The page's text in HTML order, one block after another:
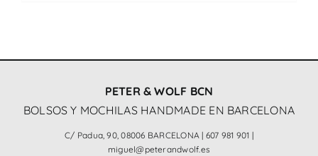
PETER & WOLF BCN
BOLSOS Y MOCHILAS HANDMADE EN BARCELONA
C/ Padua, 90, 08006 BARCELONA | 607 981 901 |
miguel@peterandwolf.es